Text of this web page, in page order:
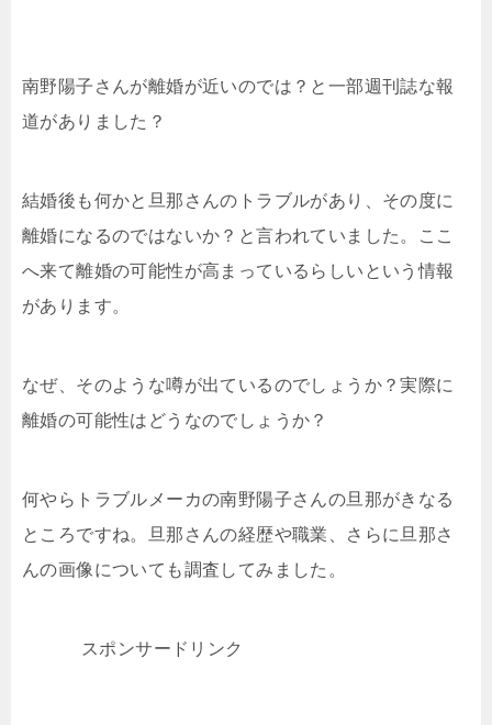
南野陽子さんが離婚が近いのでは？と一部週刊誌な報
道がありました？
結婚後も何かと旦那さんのトラブルがあり、その度に
離婚になるのではないか？と言われていました。ここ
へ来て離婚の可能性が高まっているらしいという情報
があります。
なぜ、そのような噂が出ているのでしょうか？実際に
離婚の可能性はどうなのでしょうか？
何やらトラブルメーカの南野陽子さんの旦那がきなる
ところですね。旦那さんの経歴や職業、さらに旦那さ
んの画像についても調査してみました。
スポンサードリンク